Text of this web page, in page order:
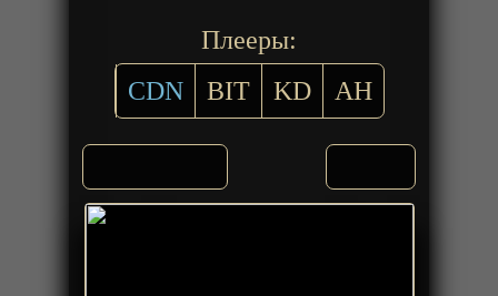
Плееры:
CDN
BIT KD AH